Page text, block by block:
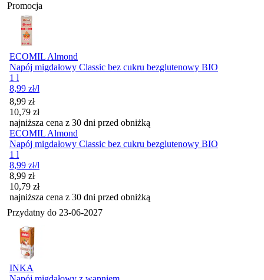
Promocja
ECOMIL Almond
Napój migdałowy Classic bez cukru bezglutenowy BIO
1 l
8,99 zł/l
Cena promocyjna
8,99 zł
10,79 zł
najniższa cena z 30 dni przed obniżką
ECOMIL Almond
Napój migdałowy Classic bez cukru bezglutenowy BIO
1 l
8,99 zł/l
Cena promocyjna
8,99 zł
10,79 zł
najniższa cena z 30 dni przed obniżką
Przydatny do 23-06-2027
INKA